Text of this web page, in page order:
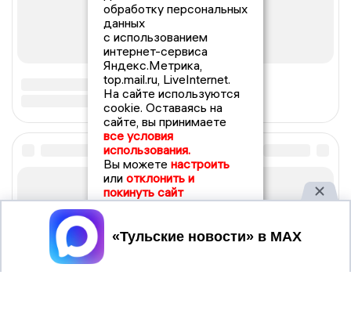
обработку персональных
данных
с использованием
интернет-сервиса
Яндекс.Метрика,
top.mail.ru, LiveInternet.
На сайте используются
cookie. Оставаясь на
сайте, вы принимаете
все условия
использования.
Вы можете настроить
или отклонить и
покинуть сайт
Принять